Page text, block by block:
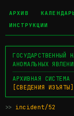
АРХИВ
ИНСТРУКЦИИ
ГОСУДАРСТВЕННЫЙ
АНОМАЛЬНЫХ
АРХИВНАЯ
[СВЕДЕНИЯ ИЗЪЯТЫ]
>> incident/52